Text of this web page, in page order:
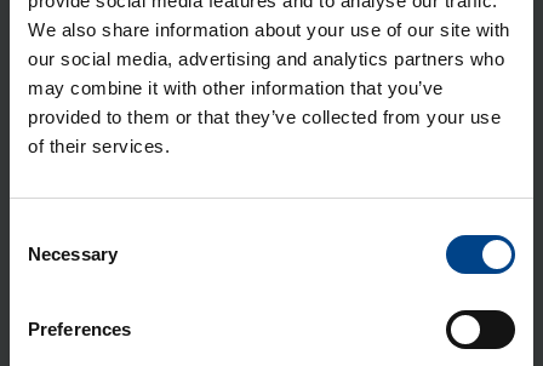
We also share information about your use of our site with
our social media, advertising and analytics partners who
may combine it with other information that you’ve
provided to them or that they’ve collected from your use
of their services.
Selection
Necessary
Preferences
Lii­tin­suo­ja­kan­si le­vi­te­tyil­le lii­tän­tä­
jat­ko­pa­loil­le P160 3N
Tuotekoodi: HYS023H
Sähkönumero: 3637963
Lii­tän­tä­suo­ja­kan­si ta­ka­lii­ty­nöil­le ja
tyil­le lii­tän­tä­jat­ko­pa­loil­le P160 3N